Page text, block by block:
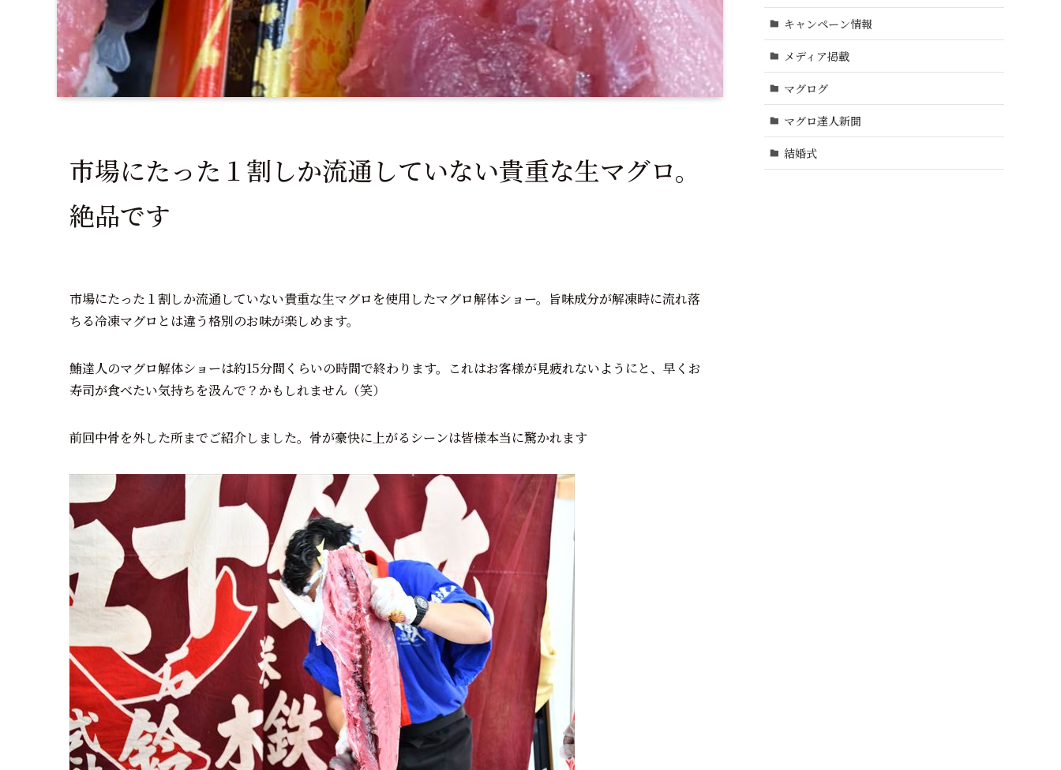
市場にたった１割しか流通していない貴重な生マグロ。
絶品です
市場にたった１割しか流通していない貴重な生マグロを使用したマグロ解体ショー。旨味成分が解凍時に流れ落
ちる冷凍マグロとは違う格別のお味が楽しめます。
鮪達人のマグロ解体ショーは約15分間くらいの時間で終わります。これはお客様が見疲れないようにと、早くお
寿司が食べたい気持ちを汲んで？かもしれません（笑）
前回中骨を外した所までご紹介しました。骨が豪快に上がるシーンは皆様本当に驚かれます
キャンペーン情報
メディア掲載
マグログ
マグロ達人新聞
結婚式